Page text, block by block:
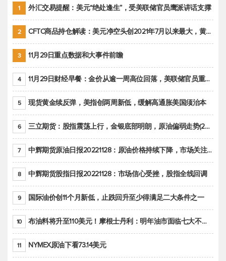
1 外汇交易提醒：美元“绝处逢生”，受美联储官员鹰派讲话支撑
2 CFTC商品持仓解读：美元净空头创2021年7月以来最大，黄金期货投机性净多头头寸减少
3 11月29日重点数据和大事件前瞻
4 11月29日财经早餐：金价从逾一周高位回落，美联储官员重申鹰派立场推动美元回升
5 现货黄金续反弹，美指创两周新低，缓解高通胀美国须治本
6 三立期货：股指震荡上行，金银底部明朗，原油偏弱走势(20221128收评)
7 中辉期货原油日报20221128：原油价格持续下降，市场关注OPEC+新一轮产能政策
8 中辉期货股指日报20221128：市场信心受挫，股指全线回调
9 国际油价创11个月新低，止跌回升至少得满足二大条件之一
10 布油料将升至110美元！摩根士丹利：明年油市面临七大不确定性
11 NYMEX原油下看73.14美元